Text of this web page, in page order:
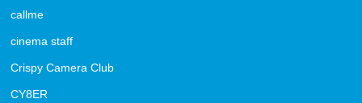
callme
cinema staff
Crispy Camera Club
CY8ER